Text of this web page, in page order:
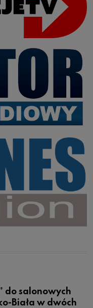
do salonowych
Biała w dwóch